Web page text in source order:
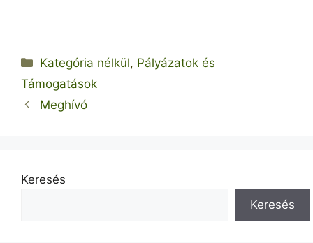
Kategória
Kategória nélkül, Pályázatok és
Támogatások
Meghívó
Keresés
Keresés